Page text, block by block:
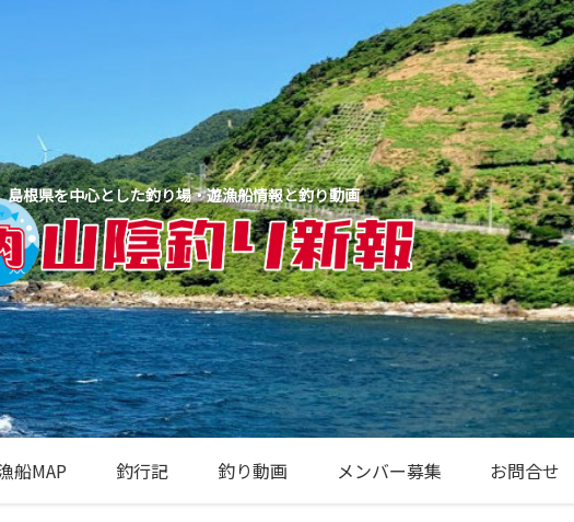
島根県を中心とした釣り場・遊漁船情報と釣り動画
船MAP 釣行記 釣り動画 メンバー募集 お問合せ